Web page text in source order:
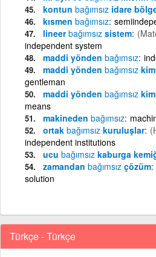
kontun bağımsız idare
kısmen bağımsız
lineerbağımsız sistem
independent system
maddi yönden bağımsız
maddi yönden bağımsız
gentleman
maddi yönden bağımsız
means
makineden bağımsız
ortak bağımsız kuruluşlar
independent institutions
ucu bağımsız kaburga
zamandan bağımsız çözüm
solution
Türkçe - Türkçe